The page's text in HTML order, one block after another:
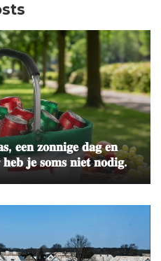
𝐞𝐞𝐧 𝐳𝐨𝐧𝐧𝐢𝐠𝐞 𝐝𝐚𝐠 𝐞𝐧
𝐣𝐞 𝐬𝐨𝐦𝐬 𝐧𝐢𝐞𝐭 𝐧𝐨𝐝𝐢𝐠.